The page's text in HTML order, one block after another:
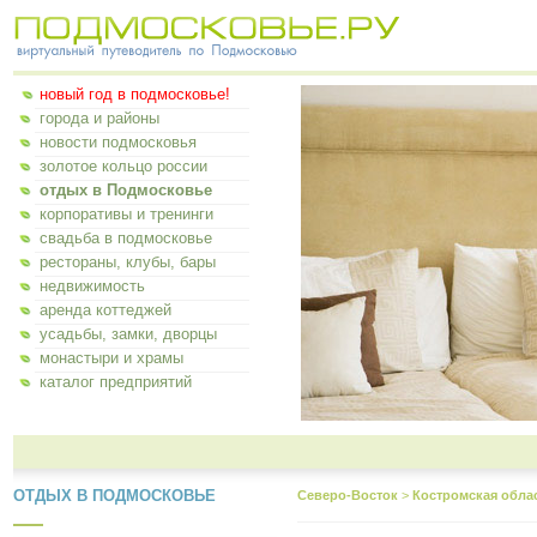
новый год в подмосковье!
города и районы
новости подмосковья
золотое кольцо россии
отдых в Подмосковье
корпоративы и тренинги
свадьба в подмосковье
рестораны, клубы, бары
недвижимость
аренда коттеджей
усадьбы, замки, дворцы
монастыри и храмы
каталог предприятий
ОТДЫХ В ПОДМОСКОВЬЕ Северо-Восток > Костромская